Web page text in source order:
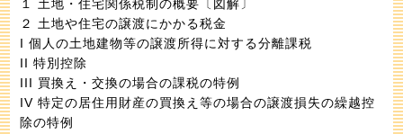
１ 土地・住宅関係税制の概要〔図解〕
２ 土地や住宅の譲渡にかかる税金
I 個人の土地建物等の譲渡所得に対する分離課税
II 特別控除
III 買換え・交換の場合の課税の特例
IV 特定の居住用財産の買換え等の場合の譲渡損失の繰越控
除の特例